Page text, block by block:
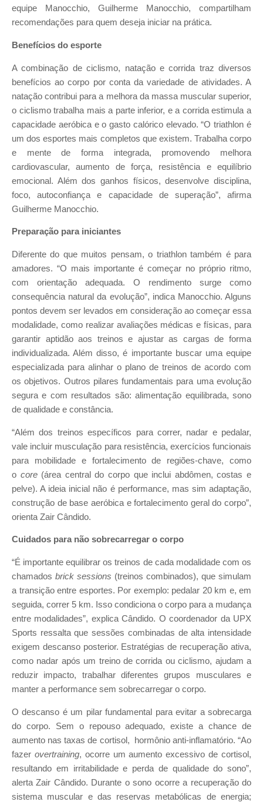
equipe Manocchio, Guilherme Manocchio, compartilham
recomendações para quem deseja iniciar na prática.
Benefícios do esporte
A combinação de ciclismo, natação e corrida traz diversos
benefícios ao corpo por conta da variedade de atividades. A
natação contribui para a melhora da massa muscular superior,
o ciclismo trabalha mais a parte inferior, e a corrida estimula a
capacidade aeróbica e o gasto calórico elevado. “O triathlon é
um dos esportes mais completos que existem. Trabalha corpo
e mente de forma integrada, promovendo melhora
cardiovascular, aumento de força, resistência e equilíbrio
emocional. Além dos ganhos físicos, desenvolve disciplina,
foco, autoconfiança e capacidade de superação”, afirma
Guilherme Manocchio.
Preparação para iniciantes
Diferente do que muitos pensam, o triathlon também é para
amadores. “O mais importante é começar no próprio ritmo,
com orientação adequada. O rendimento surge como
consequência natural da evolução”, indica Manocchio. Alguns
pontos devem ser levados em consideração ao começar essa
modalidade, como realizar avaliações médicas e físicas, para
garantir aptidão aos treinos e ajustar as cargas de forma
individualizada. Além disso, é importante buscar uma equipe
especializada para alinhar o plano de treinos de acordo com
os objetivos. Outros pilares fundamentais para uma evolução
segura e com resultados são: alimentação equilibrada, sono
de qualidade e constância.
“Além dos treinos específicos para correr, nadar e pedalar,
vale incluir musculação para resistência, exercícios funcionais
para mobilidade e fortalecimento de regiões-chave, como
o core(área central do corpo que inclui abdômen, costas e
pelve). A ideia inicial não é performance, mas sim adaptação,
construção de base aeróbica e fortalecimento geral do corpo”,
orienta Zair Cândido.
Cuidados para não sobrecarregar o corpo
“É importante equilibrar os treinos de cada modalidade com os
chamados brick sessions (treinos combinados), que simulam
a transição entre esportes. Por exemplo: pedalar 20 km e, em
seguida, correr 5 km. Isso condiciona o corpo para a mudança
entre modalidades”, explica Cândido. O coordenador da UPX
Sports ressalta que sessões combinadas de alta intensidade
exigem descanso posterior. Estratégias de recuperação ativa,
como nadar após um treino de corrida ou ciclismo, ajudam a
reduzir impacto, trabalhar diferentes grupos musculares e
manter a performance sem sobrecarregar o corpo.
O descanso é um pilar fundamental para evitar a sobrecarga
do corpo. Sem o repouso adequado, existe a chance de
aumento nas taxas de cortisol, hormônio anti-inflamatório. “Ao
fazer overtraining, ocorre um aumento excessivo de cortisol,
resultando em irritabilidade e perda de qualidade do sono”,
alerta Zair Cândido. Durante o sono ocorre a recuperação do
sistema muscular e das reservas metabólicas de energia;